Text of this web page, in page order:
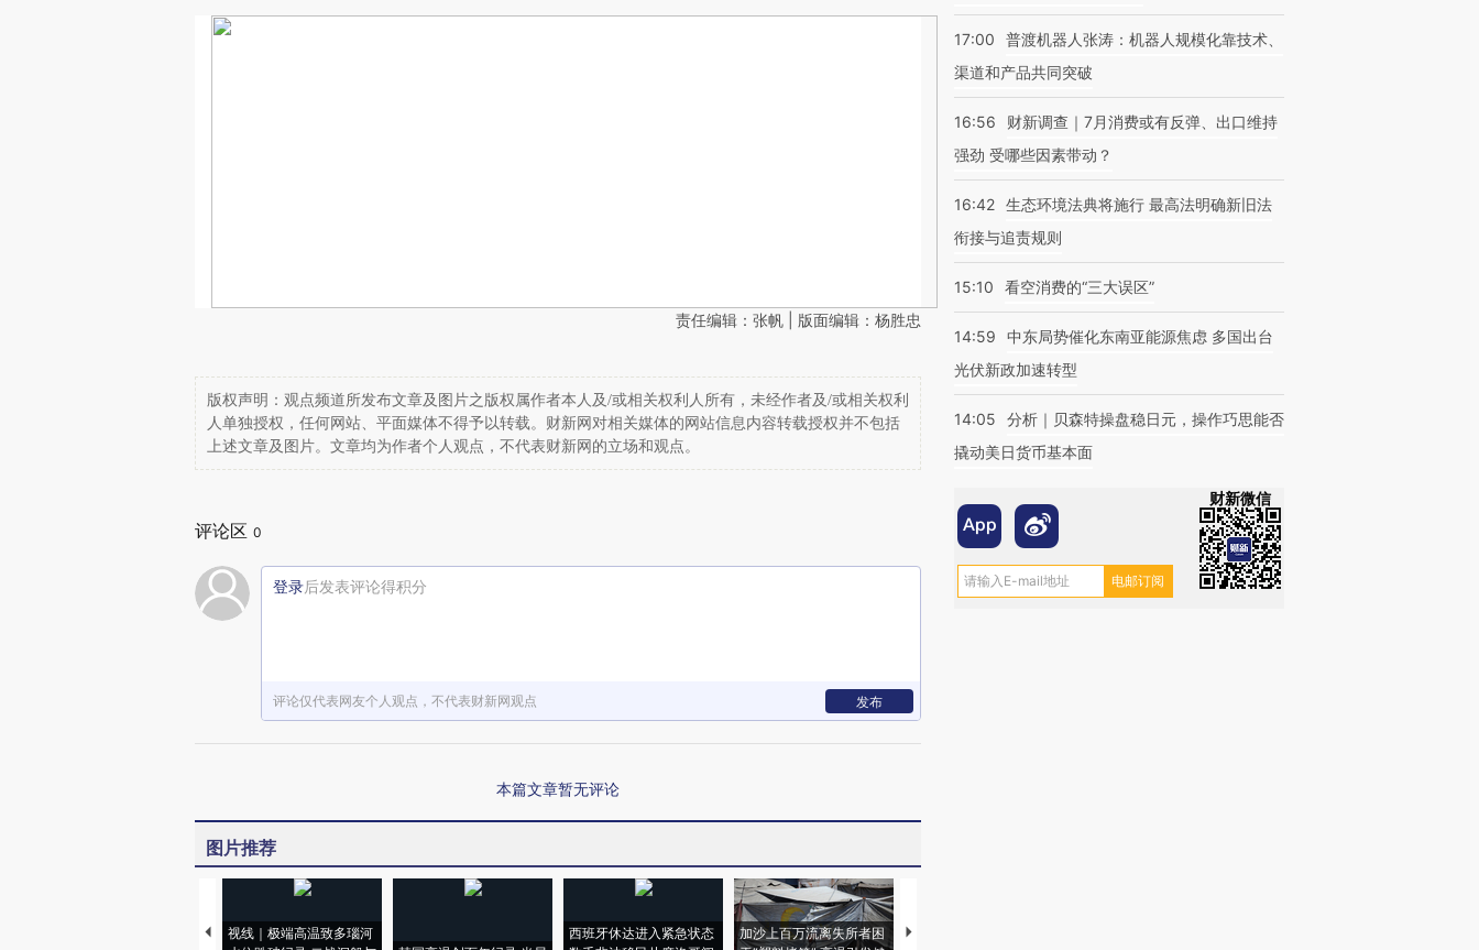
责任编辑：张帆 | 版面编辑：杨胜忠
版权声明：观点频道所发布文章及图片之版权属作者本人及/或相关权利人所有，未经作者及/或相关权利
人单独授权，任何网站、平面媒体不得予以转载。财新网对相关媒体的网站信息内容转载授权并不包括
上述文章及图片。文章均为作者个人观点，不代表财新网的立场和观点。
评论区 0
登录后发表评论得积分
评论仅代表网友个人观点，不代表财新网观点 发布
本篇文章暂无评论
图片推荐
视线｜极端高温致多瑙河
西班牙休达进入紧急状态
加沙上百万流离失所者困
视线｜HYROX的吸金
17:00
普渡机器人张涛：机器人规模化靠技术、
渠道和产品共同突破
16:56
财新调查｜7月消费或有反弹、出口维持
强劲 受哪些因素带动？
16:42 生态环境法典将施行 最高法明确新旧法
衔接与追责规则
15:10 看空消费的“三大误区”
14:59
中东局势催化东南亚能源焦虑 多国出台
光伏新政加速转型
14:05
分析｜贝森特操盘稳日元，操作巧思能否
撬动美日货币基本面
财新微信